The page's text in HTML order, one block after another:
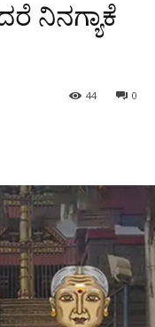
ನಿನಗ್ಯಾಕೆ
0
44